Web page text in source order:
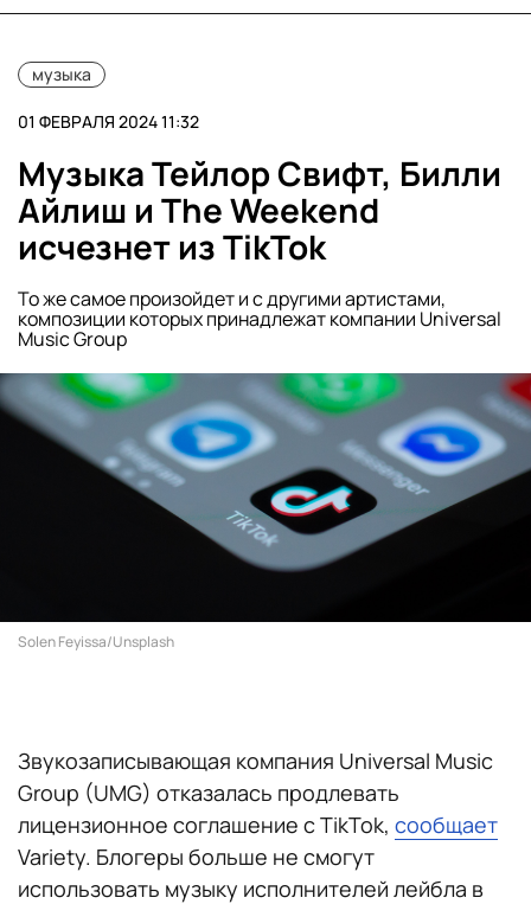
музыка
01 ФЕВРАЛЯ 2024 11:32
Музыка Тейлор Свифт, Билли
Айлиш и The Weekend
исчезнет из TikTok
То же самое произойдет и с другими артистами,
композиции которых принадлежат компании Universal
Music Group
Solen Feyissa/Unsplash
Звукозаписывающая компания Universal Music
Group (UMG) отказалась продлевать
лицензионное соглашение с TikTok, сообщает
Variety. Блогеры больше не смогут
использовать музыку исполнителей лейбла в